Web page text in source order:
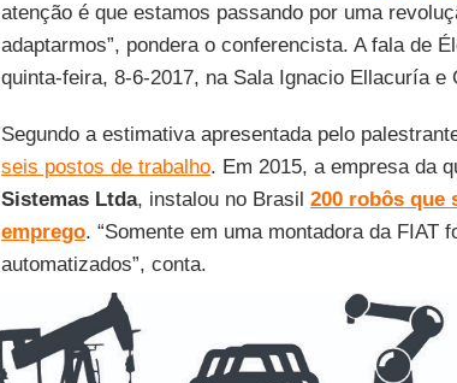
atenção é que estamos passando por uma
adaptarmos”, pondera o conferencista. A fala de
quinta-feira, 8-6-2017, na Sala Ignacio Ellacuría e
Segundo a estimativa apresentada pelo
seis postos de trabalho. Em 2015, a empresa da
Sistemas Ltda, instalou no Brasil 200 robôs que
emprego. “Somente em uma montadora da FIAT
automatizados”, conta.